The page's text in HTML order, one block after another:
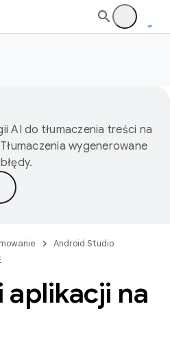
AI do tłumaczenia treści na
wygenerowane
Android Studio
aplikacji na